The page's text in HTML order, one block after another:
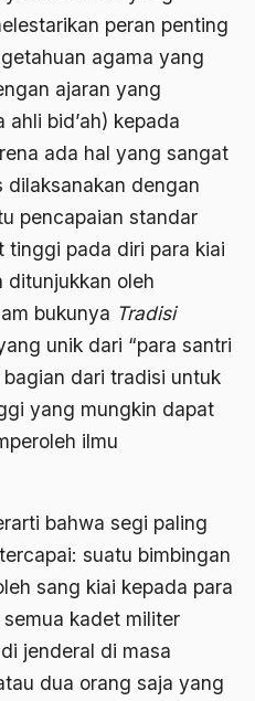
peran penting
agama yang
ajaran yang
ahli bid’ah) kepada
ada hal yang sangat
dilaksanakan dengan
pencapaian standar
tinggi pada diri para kiai
ditunjukkan oleh
bukunya Tradisi
unik dari “para santri
dari tradisi untuk
yang mungkin dapat
ilmu
bahwa segi paling
suatu bimbingan
sang kiai kepada para
kadet militer
jenderal di masa
dua orang saja yang